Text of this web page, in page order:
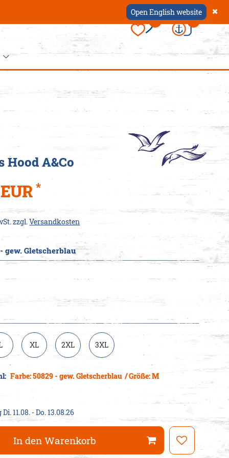
Open English website
0 0
Dein
Accessoires
Hood A&Co
*
zzgl.Versandkosten
gew. Gletscherblau
XL 2XL 3XL
Farbe: 50829 - gew. Gletscherblau / Größe: M
11.08. - Do. 13.08.26
In den Warenkorb